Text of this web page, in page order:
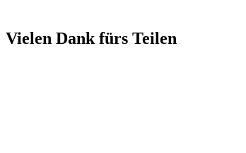
Vielen Dank fürs Teilen